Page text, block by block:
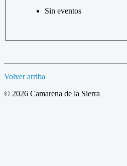
Sin eventos
Volver arriba
© 2026 Camarena de la Sierra